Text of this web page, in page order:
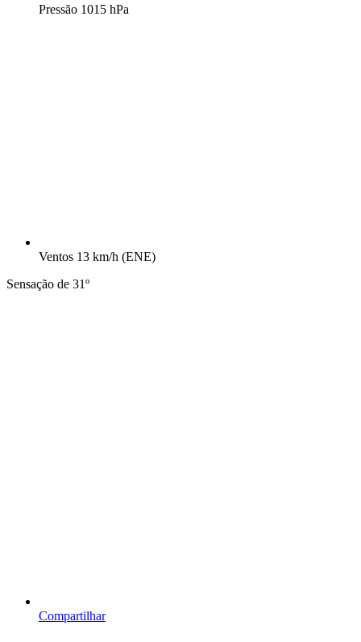
Pressão 1015 hPa
Ventos 13 km/h (ENE)
Sensação de 31º
Compartilhar